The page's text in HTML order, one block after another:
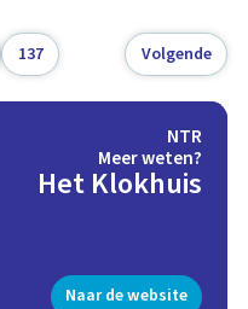
137 Volgende
NTR
Meer weten?
Het Klokhuis
Naar de website